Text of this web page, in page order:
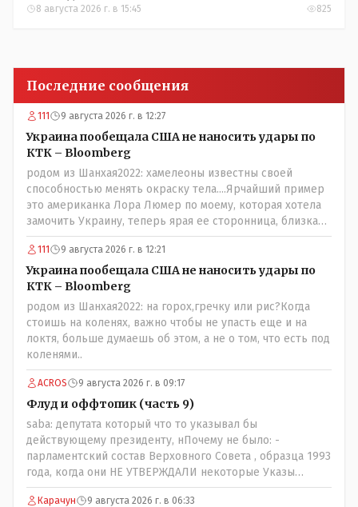
8 августа 2026 г. в 15:45 825
Последние сообщения
111 9 августа 2026 г. в 12:27
Украина пообещала США не наносить удары по
КТК – Bloomberg
родом из Шанхая2022: хамелеоны известны своей
способностью менять окраску тела....Ярчайший пример
это американка Лора Люмер по моему, которая хотела
замочить Украину, теперь ярая ее сторонница, близкая
к Трампу. Ну и западные страны тем более, которые
предоставляли Зеленскому убежище, чтоб он бежал и
которые развернулись потом на 180 или 360 градусов,
посмотрев на того, как он не сдался, но ты же там сам
живешь и многое знаешь о тех, на кого работаешь.. Это
просто прагматизм и ничего личного. Победим мы, они
встанут под нас и наоборот и все это понимают..
111 9 августа 2026 г. в 12:21
Украина пообещала США не наносить удары по
КТК – Bloomberg
родом из Шанхая2022: на горох,гречку или рис?Когда
стоишь на коленях, важно чтобы не упасть еще и на
локтя, больше думаешь об этом, а не о том, что есть под
коленями..
ACROS 9 августа 2026 г. в 09:17
Флуд и оффтопик (часть 9)
saba: депутата который что то указывал бы
действующему президенту, нПочему не было: -
парламентский состав Верховного Совета , образца 1993
года, когда они НЕ УТВЕРЖДАЛИ некоторые Указы
Назарбаева, особенно в части выборов и перевыборов и
некоторых вопросах внутренней политики, и тогда
Карачун 9 августа 2026 г. в 06:33